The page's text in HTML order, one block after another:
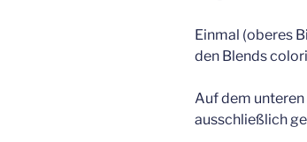
Einmal (oberes
den Blends
Auf dem unteren
ausschließlich